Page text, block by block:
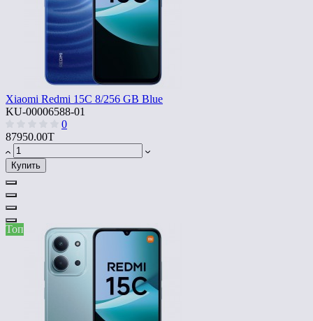
Xiaomi Redmi 15C 8/256 GB Blue
KU-00006588-01
0
87950.00T
Купить
Топ